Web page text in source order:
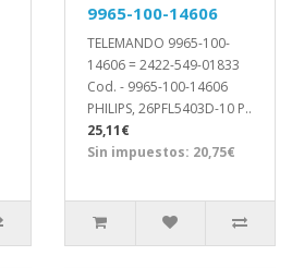
9965-100-14606
TELEMANDO 9965-100-
14606 = 2422-549-01833
Cod. - 9965-100-14606
PHILIPS, 26PFL5403D-10 P..
25,11€
Sin impuestos: 20,75€